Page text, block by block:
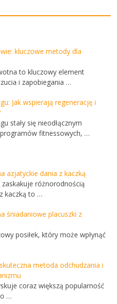
kluczowe metody dla
to kluczowy element
i zapobiegania …
Jak wspierają regenerację i
stały się nieodłącznym
fitnessowych, …
azjatyckie dania z kaczką
różnorodnością
kaczką to …
śniadaniowe placuszki z
posiłek, który może wpłynąć
metoda odchudzania i
coraz większą popularność
…